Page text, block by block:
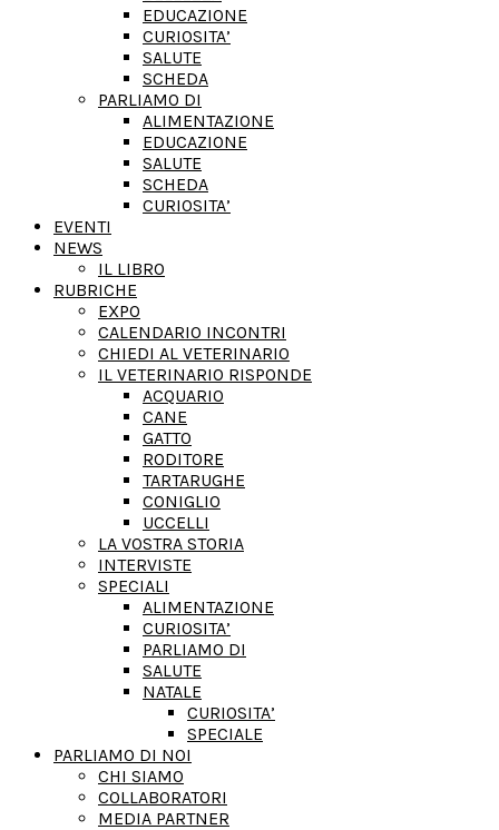
EDUCAZIONE
CURIOSITA’
SALUTE
SCHEDA
PARLIAMO DI
ALIMENTAZIONE
EDUCAZIONE
SALUTE
SCHEDA
CURIOSITA’
EVENTI
NEWS
IL LIBRO
RUBRICHE
EXPO
CALENDARIO INCONTRI
CHIEDI AL VETERINARIO
IL VETERINARIO RISPONDE
ACQUARIO
CANE
GATTO
RODITORE
TARTARUGHE
CONIGLIO
UCCELLI
LA VOSTRA STORIA
INTERVISTE
SPECIALI
ALIMENTAZIONE
CURIOSITA’
PARLIAMO DI
SALUTE
NATALE
CURIOSITA’
SPECIALE
PARLIAMO DI NOI
CHI SIAMO
COLLABORATORI
MEDIA PARTNER